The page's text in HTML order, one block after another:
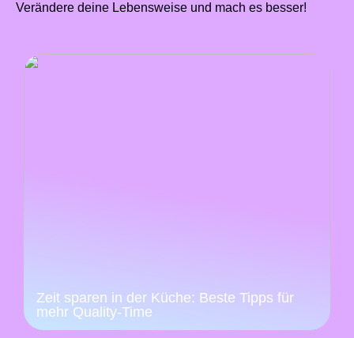
Verändere deine Lebensweise und mach es besser!
Zeit sparen in der Küche: Beste Tipps für
mehr Quality-Time